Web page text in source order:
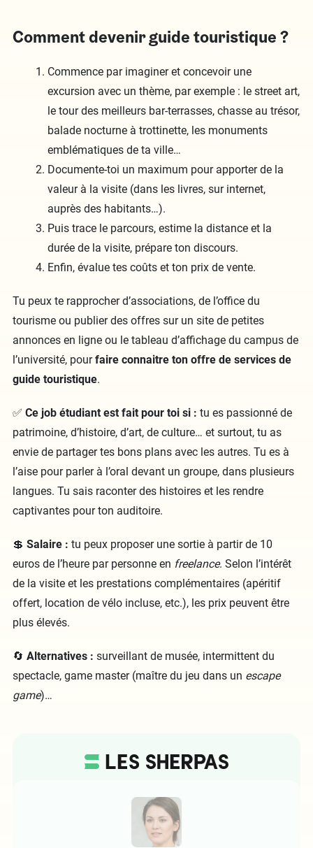
Comment devenir guide touristique ?
Commence par imaginer et concevoir une
excursion avec un thème, par exemple : le street art,
le tour des meilleurs bar-terrasses, chasse au trésor,
balade nocturne à trottinette, les monuments
emblématiques de ta ville…
Documente-toi un maximum pour apporter de la
valeur à la visite (dans les livres, sur internet,
auprès des habitants…).
Puis trace le parcours, estime la distance et la
durée de la visite, prépare ton discours.
Enfin, évalue tes coûts et ton prix de vente.
Tu peux te rapprocher d’associations, de l’office du
tourisme ou publier des offres sur un site de petites
annonces en ligne ou le tableau d’affichage du campus de
l’université, pourfaire connaitre ton offre de services de
guide touristique.
✅ Ce job étudiant est fait pour toi si : tu es passionné de
patrimoine, d’histoire, d’art, de culture… et surtout, tu as
envie de partager tes bons plans avec les autres. Tu es à
l’aise pour parler à l’oral devant un groupe, dans plusieurs
langues. Tu sais raconter des histoires et les rendre
captivantes pour ton auditoire.
💲 Salaire : tu peux proposer une sortie à partir de 10
euros de l’heure par personne en freelance. Selon l’intérêt
de la visite et les prestations complémentaires (apéritif
offert, location de vélo incluse, etc.), les prix peuvent être
plus élevés.
🔄 Alternatives : surveillant de musée, intermittent du
spectacle, game master (maître du jeu dans un escape
game)…